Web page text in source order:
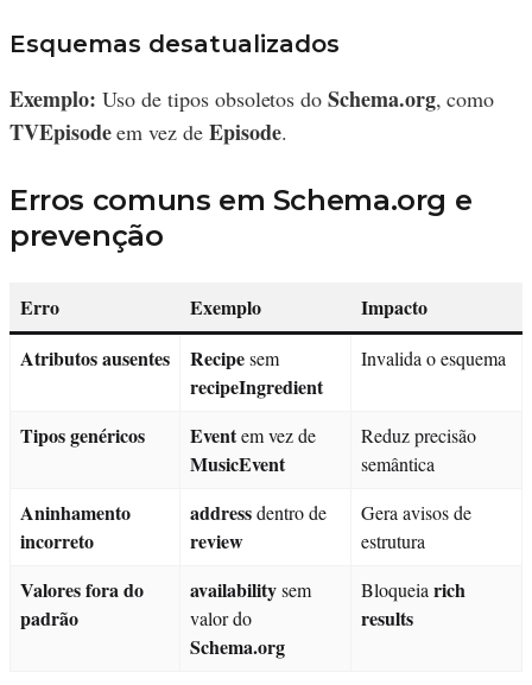
Esquemas desatualizados
Exemplo: Uso de tipos obsoletos doSchema.org, como
TVEpisodeem vez de Episode.
Erros comuns em Schema.org e
prevenção
Erro Exemplo
Impacto
Atributos ausentes
Recipesem
recipeIngredient
Invalida o esquema
Tipos genéricos Eventem vez de
MusicEvent
Reduz precisão
semântica
Aninhamento
incorreto
addressdentro de
review
Gera avisos de
estrutura
Valores fora do
padrão
availabilitysem
valor do
Schema.org
Bloqueiarich
results